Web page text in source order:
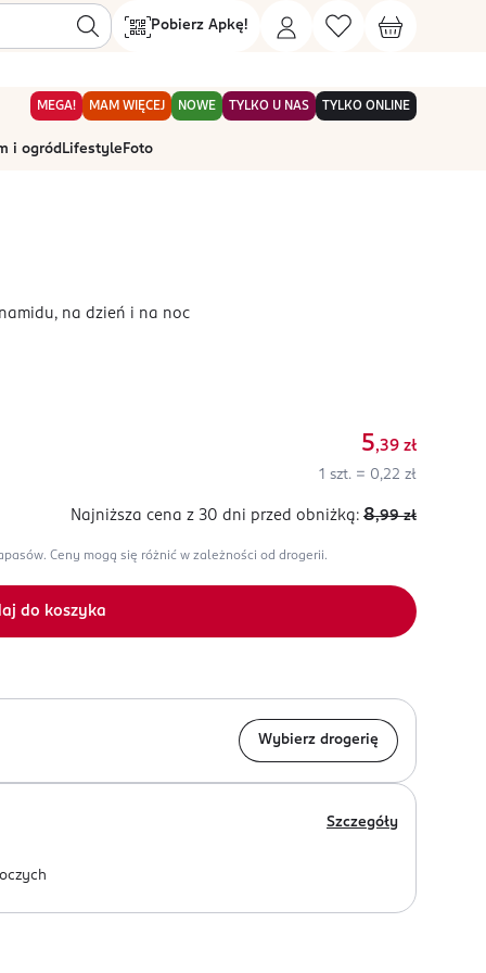
Pobierz Apkę!
MEGA! MAM WIĘCEJ NOWE TYLKO U NAS TYLKO ONLINE
i ogród Lifestyle Foto
na dzień i na noc
5,39 zł
1 szt. = 0,22 zł
Najniższa cena z 30 dni przed obniżką: 8,99 zł
Ceny mogą się różnić w zależności od drogerii.
do koszyka
Wybierz drogerię
Szczegóły